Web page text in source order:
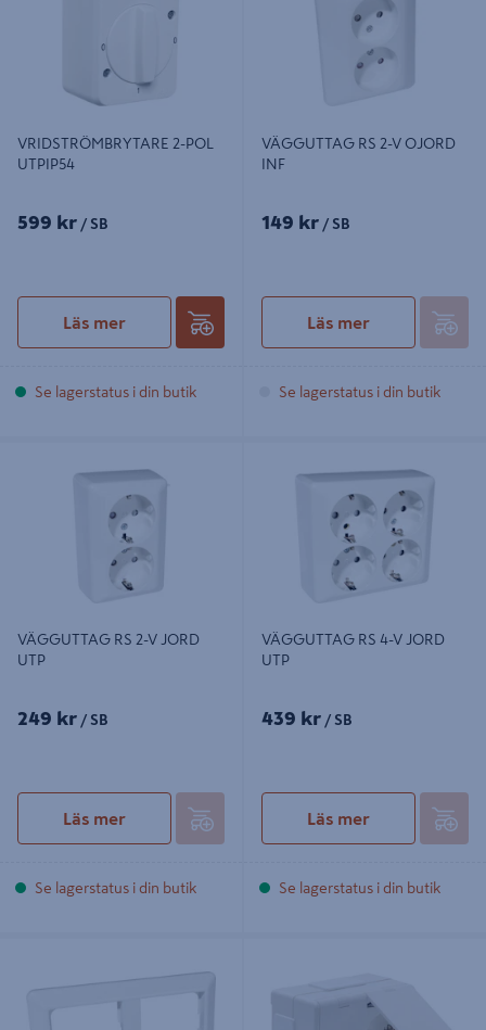
VRIDSTRÖMBRYTARE 2-POL
UTPIP54
599 kr / SB
Läs mer
Se lagerstatus i din butik
VÄGGUTTAG RS 2-V OJORD
INF
149 kr / SB
Läs mer
Se lagerstatus i din butik
VÄGGUTTAG RS 2-V JORD
UTP
249 kr / SB
Läs mer
Se lagerstatus i din butik
VÄGGUTTAG RS 4-V JORD
UTP
439 kr / SB
Läs mer
Se lagerstatus i din butik